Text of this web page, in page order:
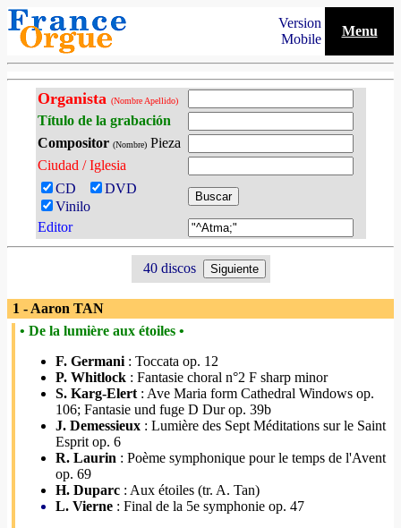
Version
Mobile
Menu
Organista (Nombre Apellido)
Título de la grabación
Compositor (Nombre)Pieza
Ciudad / Iglesia
CD
DVD
Vinilo
Editor
40 discos
1 - Aaron TAN
• De la lumière aux étoiles •
F. Germani : Toccata op. 12
P. Whitlock : Fantasie choral n°2 F sharp minor
S. Karg-Elert : Ave Maria form Cathedral Windows op.
106; Fantasie und fuge D Dur op. 39b
J. Demessieux : Lumière des Sept Méditations sur le Saint
Esprit op. 6
R. Laurin : Poème symphonique pour le temps de l'Avent
op. 69
H. Duparc : Aux étoiles (tr. A. Tan)
L. Vierne : Final de la 5e symphonie op. 47